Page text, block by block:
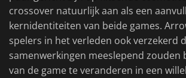
crossover natuurlijk aan als een
kernidentiteiten van beide games.
spelers in het verleden ook verzekerd
samenwerkingen meeslepend zouden
van de game te veranderen in een